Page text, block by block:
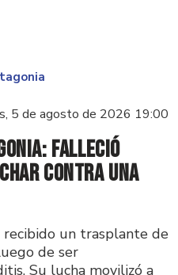
5 de agosto de 2026 19:00
falleció
contra una
recibido un trasplante de
de ser
Su lucha movilizó a